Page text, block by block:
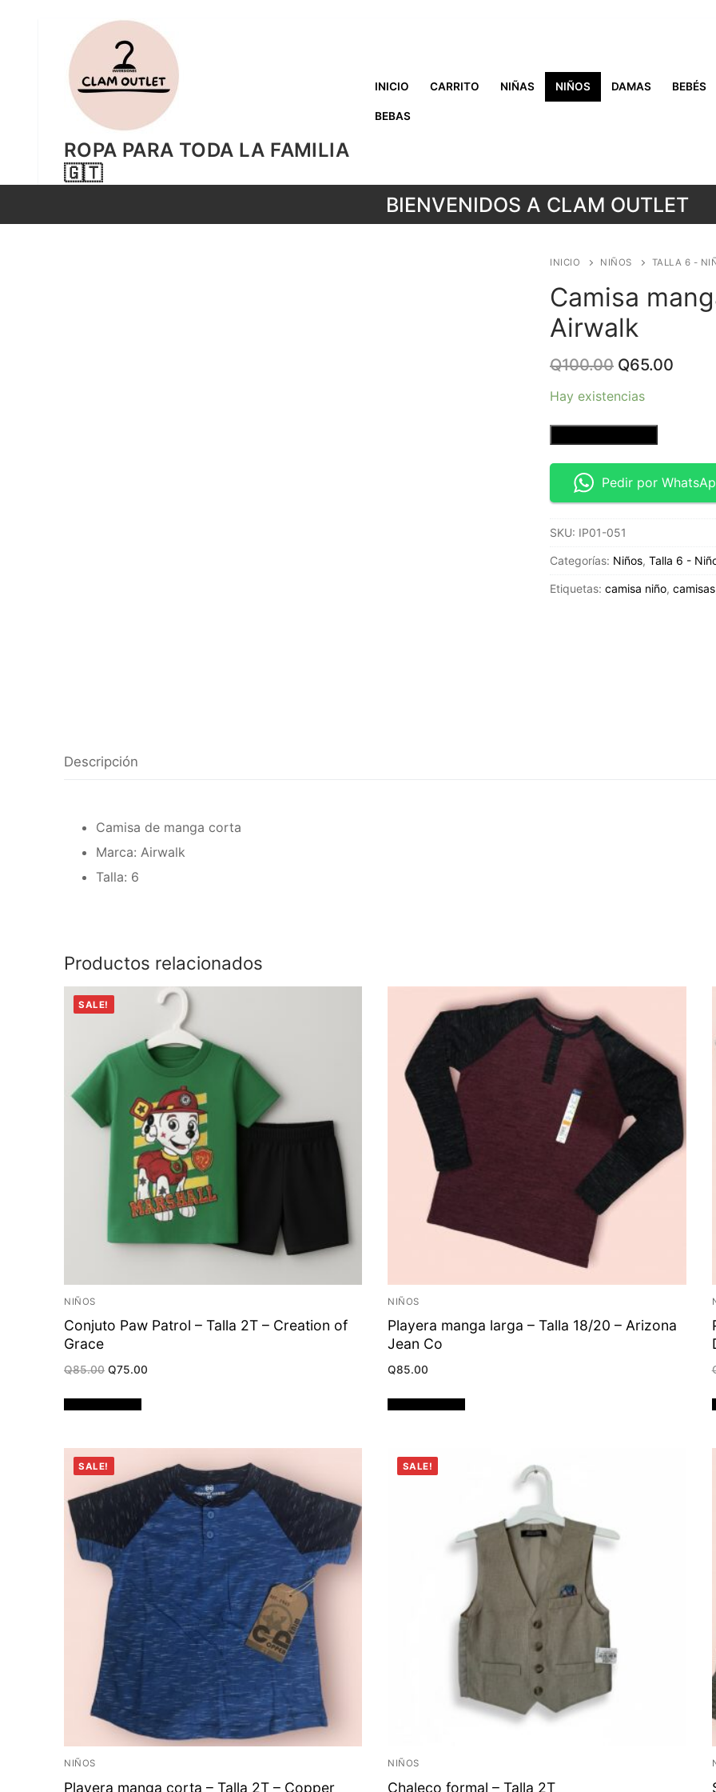
ROPA PARA TODA LA FAMILIA
🇬🇹
INICIO CARRITO NIÑAS NIÑOS DAMAS BEBÉS
BEBAS
BIENVENIDOS A CLAM OUTLET
INICIO NIÑOS TALLA 6 -
Camisa
Airwalk
Q100.00 Original
was:
Q65.00
Hay existencias
corta
6
-
cantidad
Pedir por
SKU: IP01-051
Categorías: Niños, Talla 6 -
Etiquetas: camisa niño, camisas
Descripción
Camisa de manga corta
Marca: Airwalk
Talla: 6
Productos relacionados
SALE!
NIÑOS
Conjuto Paw Patrol – Talla 2T – Creation of
Grace
Q85.00 Original
price
Q85.00.
Q75.00
NIÑOS
Playera manga larga – Talla 18/20 – Arizona
Jean Co
Q85.00
SALE!
NIÑOS
Playera manga corta – Talla 2T – Copper
SALE!
NIÑOS
Chaleco formal – Talla 2T